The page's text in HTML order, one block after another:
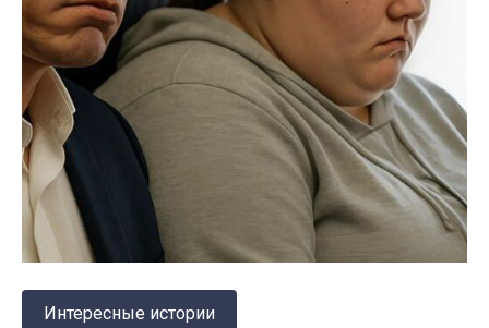
Интересные истории